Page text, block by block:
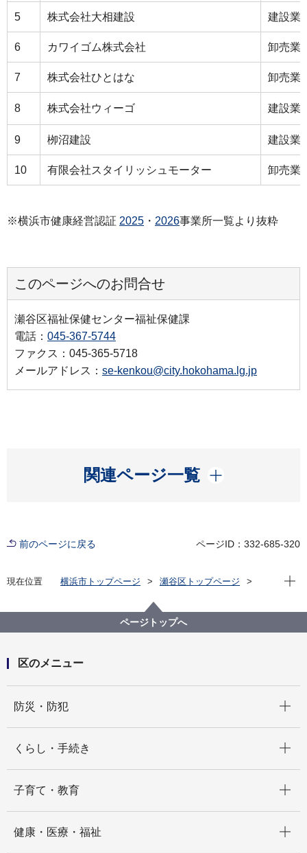
5 株式会社大相建設 建設業
6 カワイゴム株式会社 卸売業
7 株式会社ひとはな 卸売業
8 株式会社ウィーゴ 建設業
9 栁沼建設 建設業
10 有限会社スタイリッシュモーター 卸売業
※横浜市健康経営認証 2025 ・ 2026事業所一覧より抜粋
このページへのお問合せ
瀬谷区福祉保健センター福祉保健課
電話： 045‐367‐5744
ファクス：045‐365‐5718
メールアドレス： se-kenkou@city.hokohama.lg.jp
関連ページ一覧
開く
前のページに戻る ページID：332-685-320
現在位置 横浜市トップページ
瀬谷区トップページ
健康経営～瀬谷区の職場で働くみなさまへ～
現在
ページトップへ
区のメニュー
防災・防犯
くらし・手続き
子育て・教育
健康・医療・福祉